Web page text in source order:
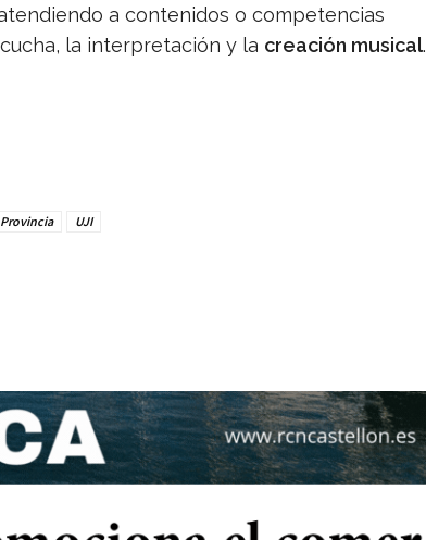
a contenidos o competencias
la interpretación y la creación musical.
Provincia UJI